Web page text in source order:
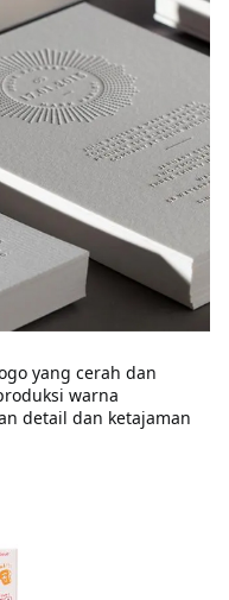
yang cerah dan
warna
detail dan ketajaman